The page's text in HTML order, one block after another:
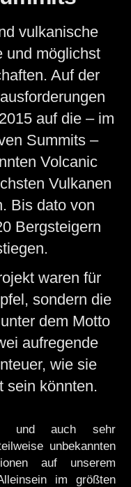
vulkanische
und möglichst
Auf der
auf die – im
Summits –
Volcanic
Vulkanen
Bis dato von
Bergsteigern
waren für
sondern die
dem Motto
aufregende
wie sie
sein könnten.
und auch sehr
unbekannten
auf unserem
im größten